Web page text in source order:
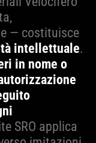
— costituisce
intellettuale.
in nome o
SRO applica